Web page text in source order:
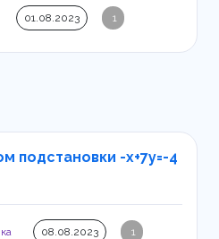
01.08.2023 1
подстановки -x+7y=-4
08.08.2023 1